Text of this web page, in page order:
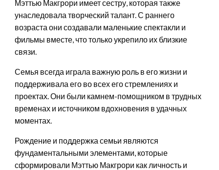
Мэттью Макгрори имеет сестру, которая также
унаследовала творческий талант. С раннего
возраста они создавали маленькие спектакли и
фильмы вместе, что только укрепило их близкие
связи.
Семья всегда играла важную роль в его жизни и
поддерживала его во всех его стремлениях и
проектах. Они были камнем-помощником в трудных
временах и источником вдохновения в удачных
моментах.
Рождение и поддержка семьи являются
фундаментальными элементами, которые
сформировали Мэттью Макгрори как личность и